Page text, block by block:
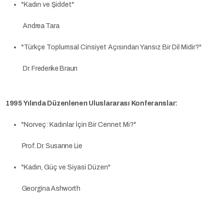
"Kadın ve Şiddet"
Andrea Tara
"Türkçe Toplumsal Cinsiyet Açısından Yansız Bir Dil Midir?"
Dr. Frederike Braun
1995 Yılında Düzenlenen Uluslararası Konferanslar:
"Norveç: Kadınlar İçin Bir Cennet Mi?"
Prof. Dr. Susanne Lie
"Kadın, Güç ve Siyasi Düzen"
Georgina Ashworth